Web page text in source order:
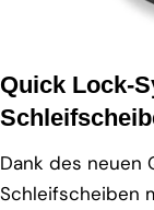
Quick Lock-
Dank des neuen
Schleifscheiben